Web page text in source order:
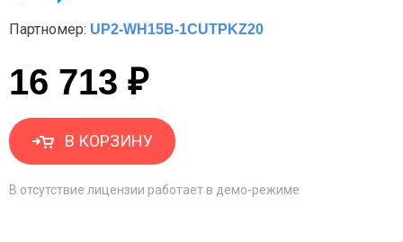
Партномер: UP2-WH15B-1CUTPKZ20
16 713 ₽
В КОРЗИНУ
В отсутствие лицензии работает в демо-режиме